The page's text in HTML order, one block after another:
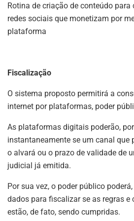
Rotina de criação de conteúdo para
redes sociais que monetizam por
plataforma
Fiscalização
O sistema proposto permitirá a
internet por plataformas, poder
As plataformas digitais poderão,
instantaneamente se um canal que
o alvará ou o prazo de validade de
judicial já emitida.
Por sua vez, o poder público
dados para fiscalizar se as regras e
estão, de fato, sendo cumpridas.